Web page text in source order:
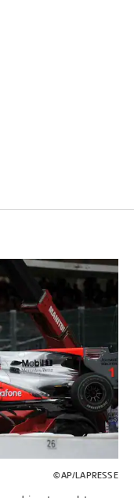
©AP/LAPRESSE